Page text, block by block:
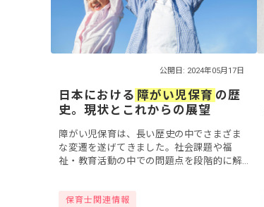
公開日: 2024年05月17日
日本における 障がい児保育 の歴
史。現状とこれからの展望
障がい児保育は、長い歴史の中でさまざま
な変遷を遂げてきました。社会課題や福
祉・教育活動の中での問題点を段階的に解
ーシブ教育の...
保育士関連情報